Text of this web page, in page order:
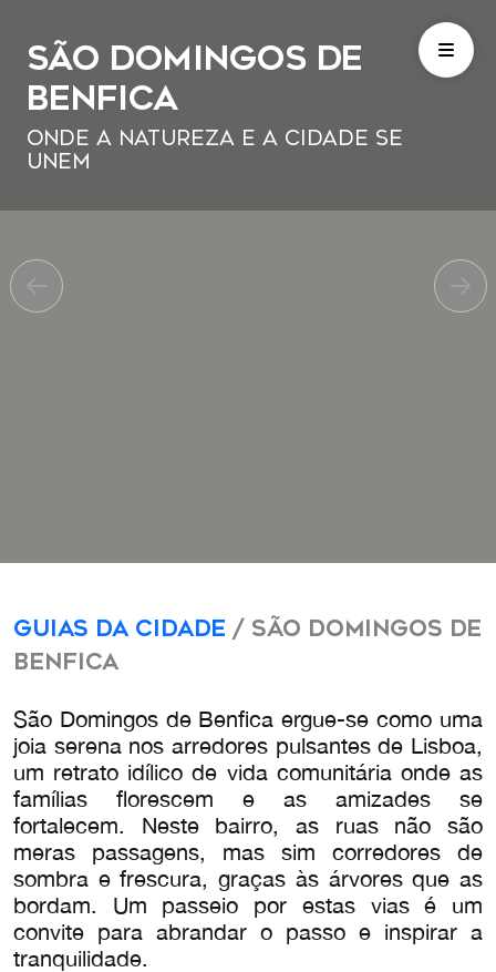
São Domingos de
Benfica
Onde a natureza e a cidade se
unem
Guias da Cidade / São Domingos de
Benfica
São Domingos de Benfica ergue-se como uma
joia serena nos arredores pulsantes de Lisboa,
um retrato idílico de vida comunitária onde as
famílias florescem e as amizades se
fortalecem. Neste bairro, as ruas não são
meras passagens, mas sim corredores de
sombra e frescura, graças às árvores que as
bordam. Um passeio por estas vias é um
convite para abrandar o passo e inspirar a
tranquilidade.